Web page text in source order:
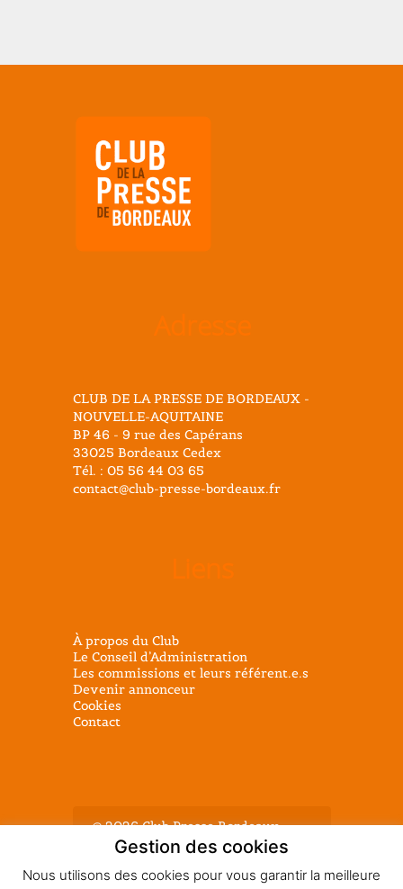
CLUB DE LA PRESSE DE BORDEAUX -
NOUVELLE-AQUITAINE
BP 46 - 9 rue des Capérans
33025 Bordeaux Cedex
Tél. : 05 56 44 03 65
contact@club-presse-bordeaux.fr
À propos du Club
Le Conseil d’Administration
Les commissions et leurs référent.e.s
Devenir annonceur
Cookies
Contact
@ 2026 Club Presse Bordeaux -
Tous droits réservés - Mentions
légales
Gestion des cookies
Nous utilisons des cookies pour vous garantir la meilleure